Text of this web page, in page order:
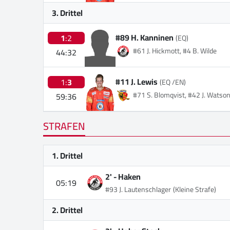
3. Drittel
1:2
44:32
#89 H. Kanninen(EQ)
#61 J. Hickmott, #4 B. Wilde
1:3
59:36
#11 J. Lewis(EQ /EN)
#71 S. Blomqvist, #42 J. Watson
STRAFEN
1. Drittel
05:19
2' -Haken
#93 J. Lautenschlager(Kleine Strafe)
2. Drittel